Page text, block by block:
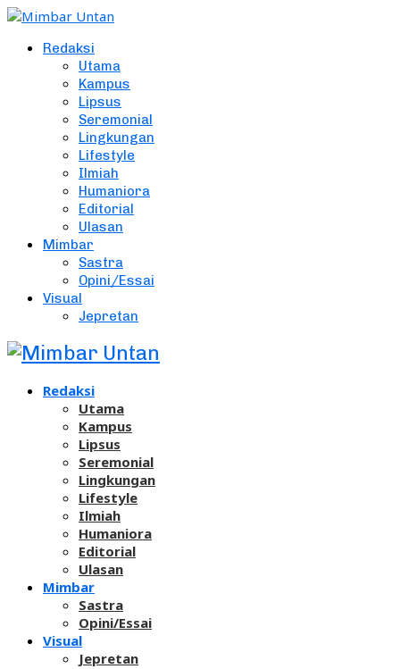
Redaksi
Utama
Kampus
Lipsus
Seremonial
Lingkungan
Lifestyle
Ilmiah
Humaniora
Editorial
Ulasan
Mimbar
Sastra
Opini/Essai
Visual
Jepretan
Redaksi
Utama
Kampus
Lipsus
Seremonial
Lingkungan
Lifestyle
Ilmiah
Humaniora
Editorial
Ulasan
Mimbar
Sastra
Opini/Essai
Visual
Jepretan